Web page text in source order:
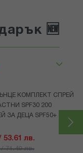
🆕
КОМПЛЕКТ СПРЕЙ
SPF30 200
ЗА ДЕЦА SPF50+
53.61 лв.
/ 71.49 лв.